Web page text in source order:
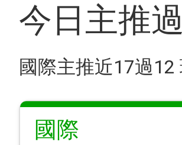
今日主推
國際主推近17過
國際